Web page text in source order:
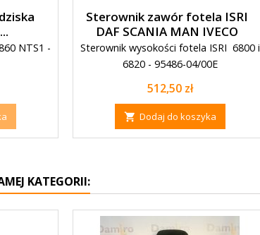
NTS1 -
Sterownik zawór fotela ISRI
DAF SCANIA MAN IVECO
Sterownik wysokości fotela ISRI 6800 i
6820 - 95486-04/00E
Cena
512,50 zł
 Dodaj do koszyka
KATEGORII: